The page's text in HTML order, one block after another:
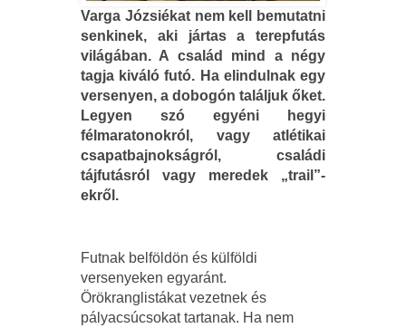
Varga Józsiékat nem kell bemutatni
senkinek, aki jártas a terepfutás
világában. A család mind a négy
tagja kiváló futó. Ha elindulnak egy
versenyen, a dobogón találjuk őket.
Legyen szó egyéni hegyi
félmaratonokról, vagy atlétikai
csapatbajnokságról, családi
tájfutásról vagy meredek „trail”-
ekről.
Futnak belföldön és külföldi
versenyeken egyaránt.
Örökranglistákat vezetnek és
pályacsúcsokat tartanak. Ha nem